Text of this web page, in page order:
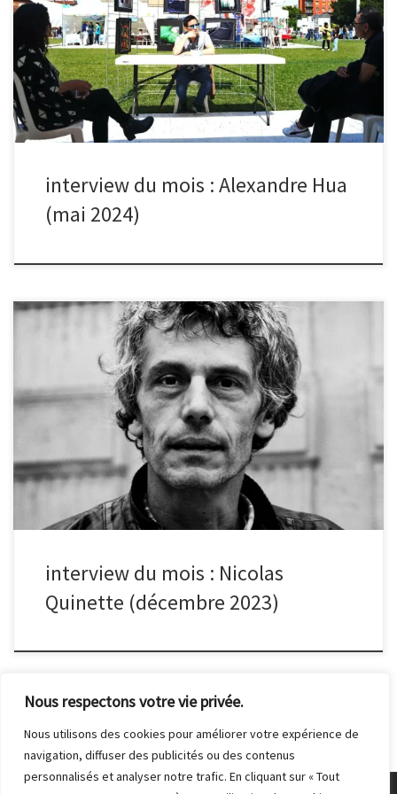
Nous respectons votre vie privée.
Nous utilisons des cookies pour améliorer votre expérience de
navigation, diffuser des publicités ou des contenus
personnalisés et analyser notre trafic. En cliquant sur « Tout
: https://spotify.link/90hzNeLwmKb) pour leur 2ème single. La
séance s’est déroulée à la Buttes aux Cailles où on trouve un grand
nombre de street arts. Sur cette photo, c’est justement à travers
une oeuvre de miroir brisé que j’ai pris le portrait.
Malheureusement, ce n’est pas celle que le groupe a retenu pour
leur single mais elle reste ma préférée […]
interview du mois : Alexandre Hua
(mai 2024)
En décembre, l’image de Nicolas Quinette parmi la sélection des
photos exposées à la médiathèque Pablo Neruda à Malakoff a été
élue photo du mois. Bonjour Nicolas, quelle est l’histoire de ta
photo et où a-t-elle été prise ? Cette photo a été prise au Caire, à
Manshiyat Naser, immense quartier dans l’Est de la ville où vit une
communauté copte dont l’activité principale est la collecte des
ordures du Caire. Les ordures sont ramenées dans ce même
quartier où elles sont triées, traitées et recyclées. Au sein de quel
projet s’inscrit ce reportage ? Cette photo est issue d’un […]
interview du mois : Nicolas
Quinette (décembre 2023)